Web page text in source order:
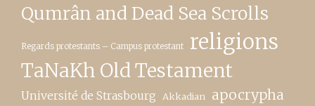
Qumrân and Dead Sea Scrolls
Regards protestants – Campus protestant religions
TaNaKh Old Testament
Université de Strasbourg Akkadian apocrypha